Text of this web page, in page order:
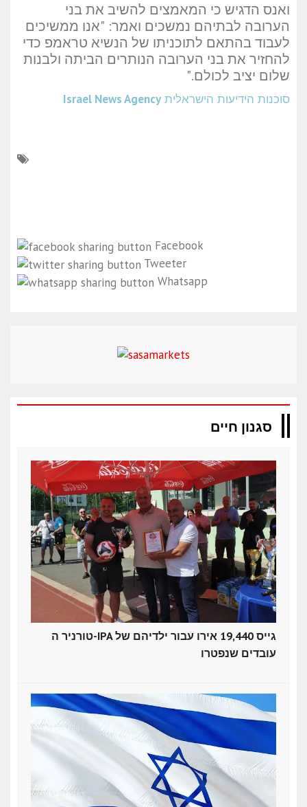
ואנס הדגיש כי המאמצים להשיב את בני
הערובה לבתיהם נמשכים ואמר: "אנו ממשיכים
לעבוד בהתאם לתוכניתו של הנשיא טראמפ כדי
להחזיר את בני הערובה הנותרים הביתה ולבנות
שלום יציב לכולם."
סוכנות הידיעות הישראלית Israel News Agency
Facebook
Tweeter
Whatsapp
סגנון חיים
טורניר ה-IPA גייס 19,440 אירו עבור ילדיהם של
עובדים שנפטרו